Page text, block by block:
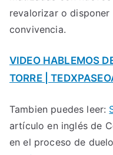
revalorizar o disponer
convivencia.
VIDEO HABLEMOS
TORRE |
Tambien puedes leer:
artículo en inglés de
en el proceso de